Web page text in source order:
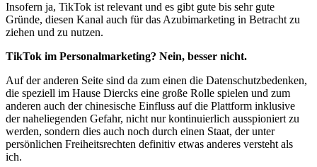
Insofern ja, TikTok ist relevant und es gibt gute bis sehr gute
Gründe, diesen Kanal auch für das Azubimarketing in Betracht zu
ziehen und zu nutzen.
TikTok im Personalmarketing? Nein, besser nicht.
Auf der anderen Seite sind da zum einen die Datenschutzbedenken,
die speziell im Hause Diercks eine große Rolle spielen und zum
anderen auch der chinesische Einfluss auf die Plattform inklusive
der naheliegenden Gefahr, nicht nur kontinuierlich ausspioniert zu
werden, sondern dies auch noch durch einen Staat, der unter
persönlichen Freiheitsrechten definitiv etwas anderes versteht als
ich.